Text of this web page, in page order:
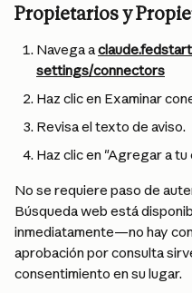
Propietarios y
Navega a
settings/connectors
Haz clic en Examinar
Revisa el texto de aviso.
Haz clic en "Agregar a tu
No se requiere paso de
Búsqueda web está
inmediatamente—no hay
aprobación por consulta
consentimiento en su lugar.